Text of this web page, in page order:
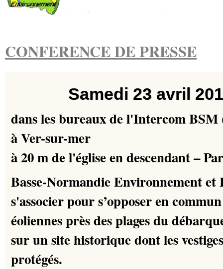
CONFERENCE DE PRESSE
Samedi 23 avril
dans les bureaux de l'Intercom BSM
à Ver-sur-mer
à 20 m de l'église en descendant –
Basse-Normandie Environnement
s'associer pour s’opposer en
éoliennes près des plages du
sur un site historique dont les
protégés.